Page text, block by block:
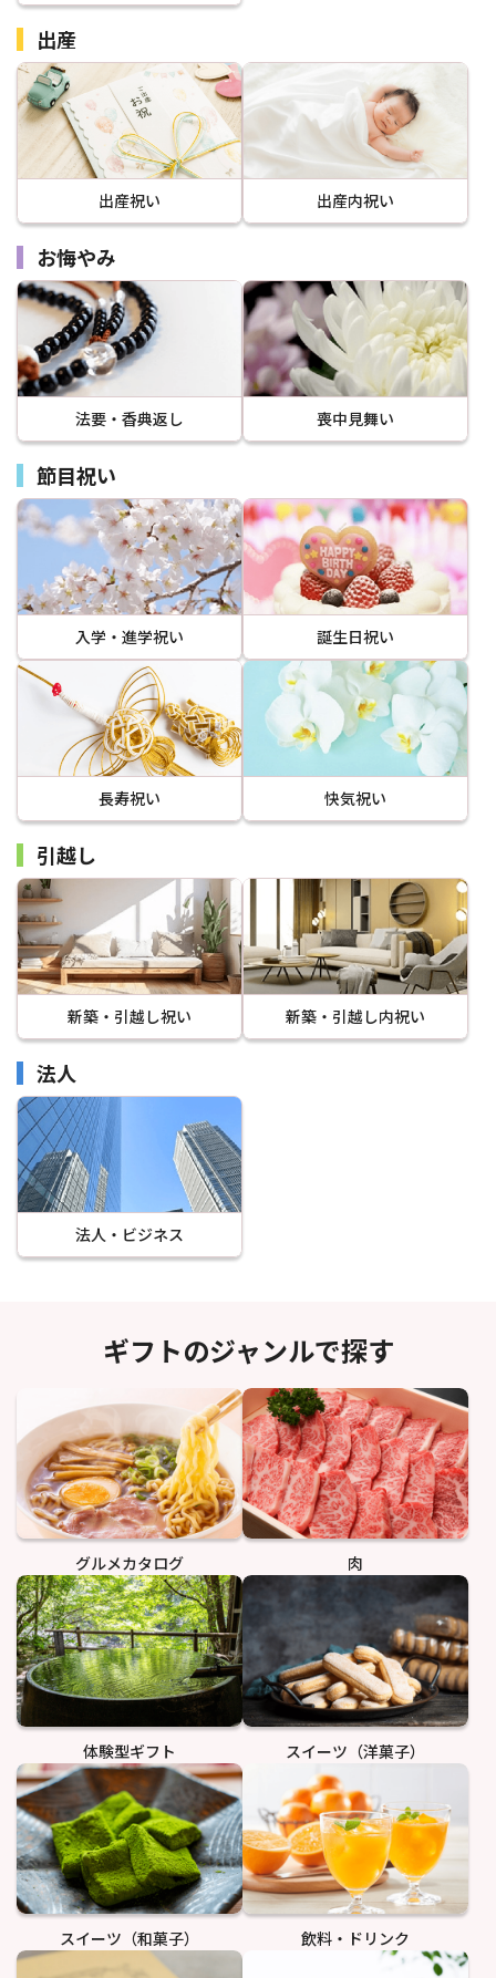
出産
出産祝い 出産内祝い
お悔やみ
法要・香典返し 喪中見舞い
節目祝い
入学・進学祝い 誕生日祝い
長寿祝い 快気祝い
引越し
新築・引越し祝い 新築・引越し内祝い
法人
法人・ビジネス
ギフトのジャンルで探す
グルメカタログ 肉
体験型ギフト スイーツ（洋菓子）
スイーツ（和菓子） 飲料・ドリンク